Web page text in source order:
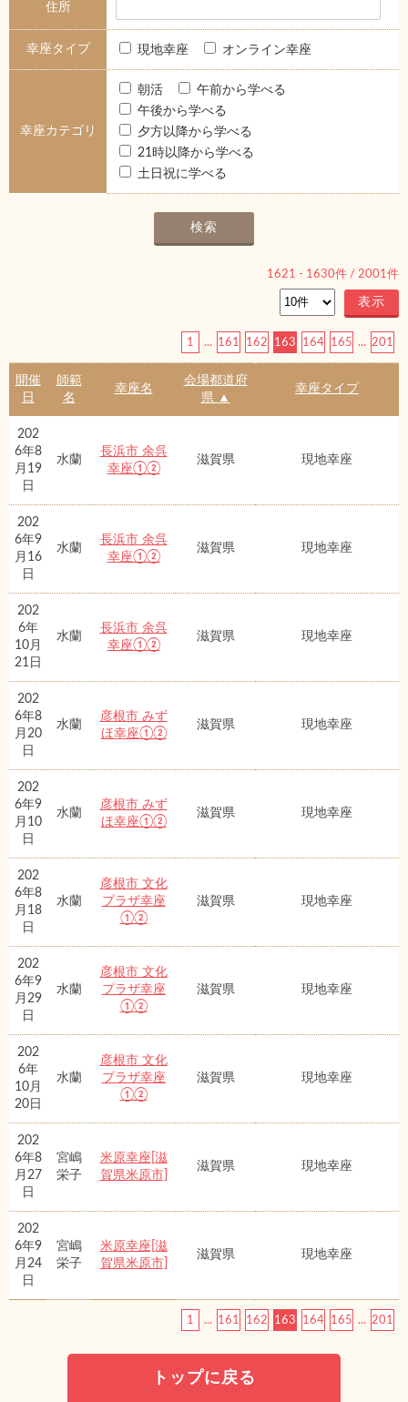
住所
幸座タイプ 現地幸座 オンライン幸座
幸座カテゴリ
朝活
午前から学べる
午後から学べる
夕方以降から学べる
21時以降から学べる
土日祝に学べる
1621 - 1630件 / 2001件
1 ... 161 162 163 164 165 ... 201
開催
日
師範
名
幸座名
会場都道府
県 ▲
幸座タイプ
202
6年8
月19
日
水蘭
長浜市 余呉
幸座①②
滋賀県 現地幸座
202
6年9
月16
日
水蘭
長浜市 余呉
幸座①②
滋賀県 現地幸座
202
6年
10月
21日
水蘭
長浜市 余呉
幸座①②
滋賀県 現地幸座
202
6年8
月20
日
水蘭
彦根市 みず
ほ幸座①②
滋賀県 現地幸座
202
6年9
月10
日
水蘭
彦根市 みず
ほ幸座①②
滋賀県 現地幸座
202
6年8
月18
日
水蘭
彦根市 文化
プラザ幸座
①②
滋賀県 現地幸座
202
6年9
月29
日
水蘭
彦根市 文化
プラザ幸座
①②
滋賀県 現地幸座
202
6年
10月
20日
水蘭
彦根市 文化
プラザ幸座
①②
滋賀県 現地幸座
202
6年8
月27
日
宮嶋
栄子
米原幸座[滋
賀県米原市]
滋賀県 現地幸座
202
6年9
月24
日
宮嶋
栄子
米原幸座[滋
賀県米原市]
滋賀県 現地幸座
1 ... 161 162 163 164 165 ... 201
トップに戻る